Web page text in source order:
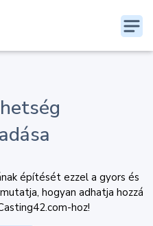
építését ezzel a gyors és
hogyan adhatja hozzá
hoz!